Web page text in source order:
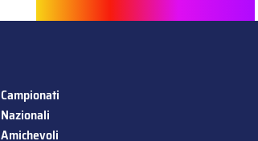
Campionati
Nazionali
Amichevoli